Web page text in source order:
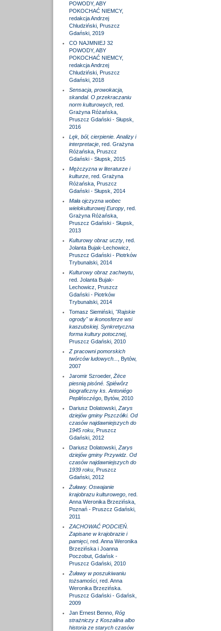
POWODY, ABY
POKOCHAĆ NIEMCY,
redakcja Andrzej
Chludziński, Pruszcz
Gdański, 2019
CO NAJMNIEJ 32
POWODY, ABY
POKOCHAĆ NIEMCY,
redakcja Andrzej
Chludziński, Pruszcz
Gdański, 2018
Sensacja, prowokacja,
skandal. O przekraczaniu
norm kulturowych, red.
Grażyna Różańska,
Pruszcz Gdański - Słupsk,
2016
Lęk, ból, cierpienie. Analizy i
interpretacje, red. Grażyna
Różańska, Pruszcz
Gdański - Słupsk, 2015
Mężczyzna w literaturze i
kulturze, red. Grażyna
Różańska, Pruszcz
Gdański - Słupsk, 2014
Mała ojczyzna wobec
wielokulturowej Europy, red.
Grażyna Różańska,
Pruszcz Gdański - Słupsk,
2013
Kulturowy obraz uczty, red.
Jolanta Bujak-Lechowicz,
Pruszcz Gdański - Piotrków
Trybunalski, 2014
Kulturowy obraz zachwytu,
red. Jolanta Bujak-
Lechowicz, Pruszcz
Gdański - Piotrków
Trybunalski, 2014
Tomasz Siemiński, "Rajskie
ogrody" w ikonosferze wsi
kaszubskiej. Synkretyczna
forma kultury potocznej,
Pruszcz Gdański, 2010
Z pracowni pomorskich
twórców ludowych...
, Bytów,
2007
Jaromir Szroeder, Żëce
piesnią pisóné. Spiéwôrz
biograficzny ks. Antoniégo
Peplińsczégo, Bytów, 2010
Dariusz Dolatowski, Zarys
dziejów gminy Pszczółki. Od
czasów najdawniejszych do
1945 roku, Pruszcz
Gdański, 2012
Dariusz Dolatowski, Zarys
dziejów gminy Przywidz. Od
czasów najdawniejszych do
1939 roku, Pruszcz
Gdański, 2012
Żuławy. Oswajanie
krajobrazu kulturowego, red.
Anna Weronika Brzezińska,
Poznań - Pruszcz Gdański,
2011
ZACHOWAĆ PODCIEŃ.
Zapisane w krajobrazie i
pamięci, red. Anna Weronika
Brzezińska i Joanna
Poczobut, Gdańsk -
Pruszcz Gdański, 2010
Żuławy w poszukiwaniu
tożsamości, red. Anna
Weronika Brzezińska.
Pruszcz Gdański - Gdańsk,
2009
Jan Ernest Benno, Róg
strażniczy z Koszalina albo
historia ze starych czasów